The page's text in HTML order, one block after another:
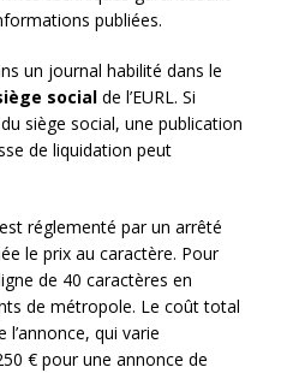
publiées.
un journal habilité dans le
social de l’EURL. Si
siège social, une publication
de liquidation peut
réglementé par un arrêté
le prix au caractère. Pour
de 40 caractères en
de métropole. Le coût total
qui varie
€ pour une annonce de